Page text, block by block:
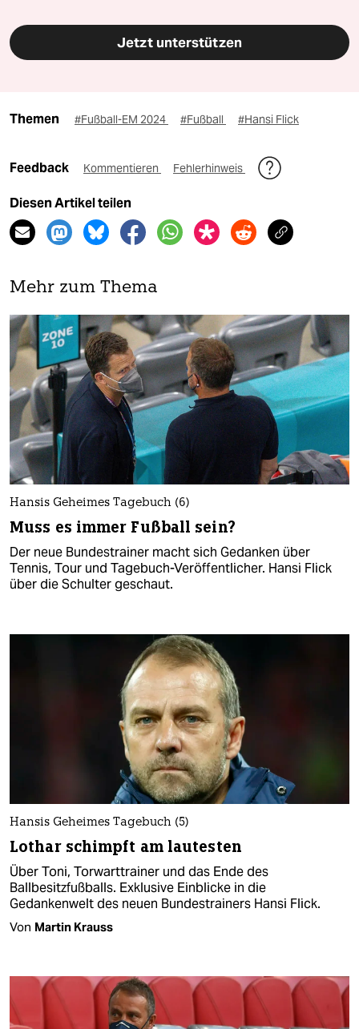
Jetzt unterstützen
Themen #Fußball-EM 2024 #Fußball #Hansi Flick
Feedback Kommentieren Fehlerhinweis
Diesen Artikel teilen
Mehr zum Thema
Hansis Geheimes Tagebuch (6)
Muss es immer Fußball sein?
Der neue Bundestrainer macht sich Gedanken über
Tennis, Tour und Tagebuch-Veröffentlicher. Hansi Flick
über die Schulter geschaut.
Hansis Geheimes Tagebuch (5)
Lothar schimpft am lautesten
Über Toni, Torwarttrainer und das Ende des
Ballbesitzfußballs. Exklusive Einblicke in die
Gedankenwelt des neuen Bundestrainers Hansi Flick.
Von Martin Krauss